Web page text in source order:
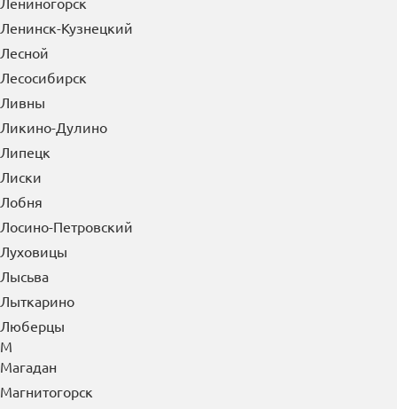
Л
Лабинск
Лениногорск
Ленинск-Кузнецкий
Лесной
Лесосибирск
Ливны
Ликино-Дулино
Липецк
Лиски
Лобня
Лосино-Петровский
Луховицы
Лысьва
Лыткарино
Люберцы
М